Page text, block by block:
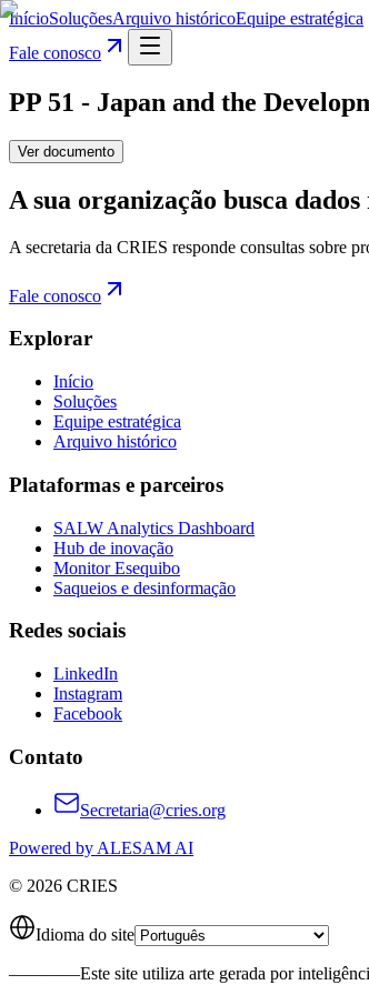
InícioSoluçõesArquivo históricoEquipe estratégica
Fale conosco
PP 51 - Japan and the
Ver documento
A sua organização busca
A secretaria da CRIES responde consultas sobre
Fale conosco
Explorar
Início
Soluções
Equipe estratégica
Arquivo histórico
Plataformas e parceiros
SALW Analytics Dashboard
Hub de inovação
Monitor Esequibo
Saqueios e desinformação
Redes sociais
LinkedIn
Instagram
Facebook
Contato
Secretaria@cries.org
Powered by ALESAM AI
© 2026 CRIES
Idioma do site
————Este site utiliza arte gerada por